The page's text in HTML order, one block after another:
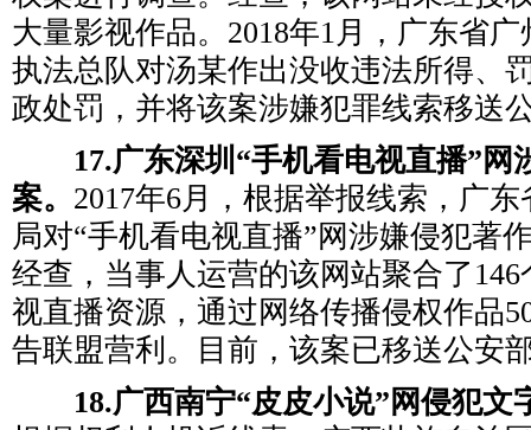
大量影视作品。2018年1月，广东省
执法总队对汤某作出没收违法所得、
政处罚，并将该案涉嫌犯罪线索移送
17.广东深圳“手机看电视直播”网
案。 2017年6月，根据举报线索，广
局对“手机看电视直播”网涉嫌侵犯著
经查，当事人运营的该网站聚合了
视直播资源，通过网络传播侵权作品
告联盟营利。目前，该案已移送公安
18.广西南宁“皮皮小说”网侵犯文